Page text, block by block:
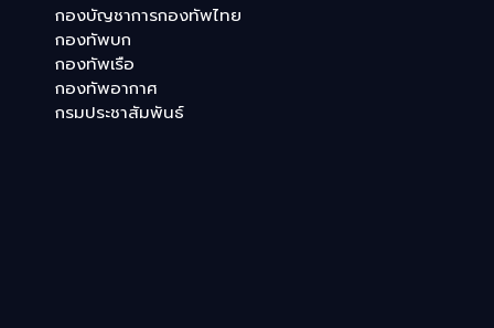
กองบัญชาการกองทัพไทย
กองทัพบก
กองทัพเรือ
กองทัพอากาศ
กรมประชาสัมพันธ์